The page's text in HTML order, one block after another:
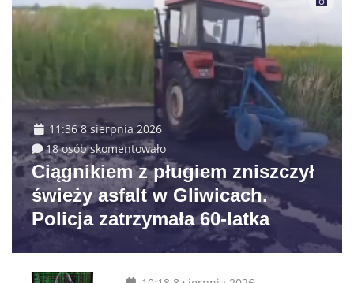
11:36 8 sierpnia 2026
18 osób skomentowało
Ciągnikiem z pługiem zniszczył
świeży asfalt w Gliwicach.
Policja zatrzymała 60-latka